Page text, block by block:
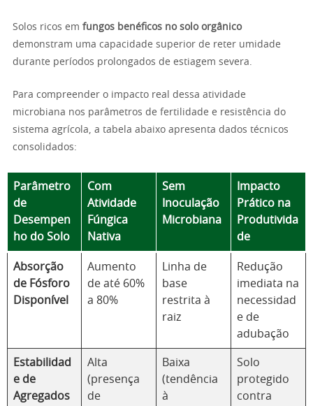
Solos ricos em fungos benéficos no solo orgânico
demonstram uma capacidade superior de reter umidade
durante períodos prolongados de estiagem severa.
Para compreender o impacto real dessa atividade
microbiana nos parâmetros de fertilidade e resistência do
sistema agrícola, a tabela abaixo apresenta dados técnicos
consolidados:
Parâmetro
de
Desempen
ho do Solo
Com
Atividade
Fúngica
Nativa
Sem
Inoculação
Microbiana
Impacto
Prático na
Produtivida
de
Absorção
de Fósforo
Disponível
Aumento
de até 60%
a 80%
Linha de
base
restrita à
raiz
Redução
imediata na
necessidad
e de
adubação
Estabilidad
e de
Agregados
Alta
(presença
de
Baixa
(tendência
à
Solo
protegido
contra